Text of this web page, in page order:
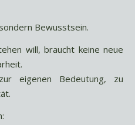
Bewusstsein.
will, braucht keine neue
eigenen Bedeutung, zu